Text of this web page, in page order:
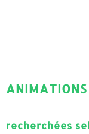
recherchées